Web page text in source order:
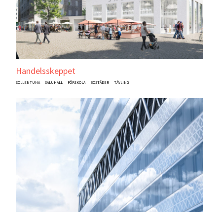
Handelsskeppet
SOLLENTUNA SALUHALL FÖRSKOLA BOSTÄDER TÄVLING